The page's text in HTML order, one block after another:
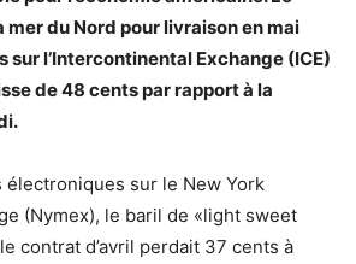
mer du Nord pour livraison en mai
sur l’Intercontinental Exchange (ICE)
de 48 cents par rapport à la
électroniques sur le New York
(Nymex), le baril de «light sweet
contrat d’avril perdait 37 cents à